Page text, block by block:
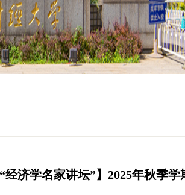
经济学名家讲坛”】2025年秋季